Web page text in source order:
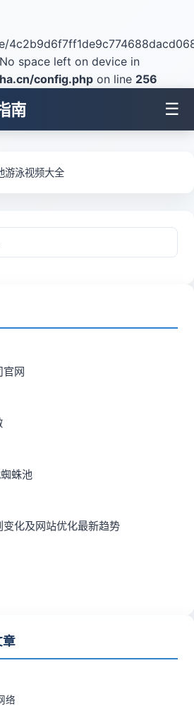
space left on device in
config.php on line 256
南 ☰
游泳视频大全
官网
蛛池
化及网站优化最新趋势
章
络